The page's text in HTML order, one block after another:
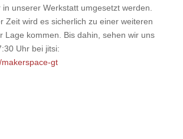
in unserer Werkstatt umgesetzt werden.
Zeit wird es sicherlich zu einer weiteren
Lage kommen. Bis dahin, sehen wir uns
Uhr bei jitsi:
gt